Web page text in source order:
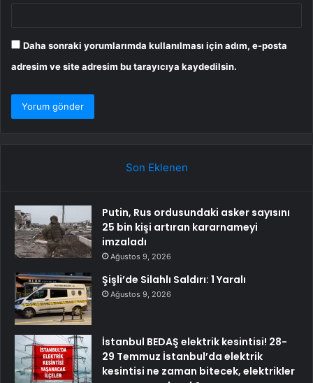
Daha sonraki yorumlarımda kullanılması için adım, e-posta
adresim ve site adresim bu tarayıcıya kaydedilsin.
Son Eklenen
Putin, Rus ordusundaki asker sayısını
25 bin kişi artıran kararnameyi
imzaladı
Ağustos 9, 2026
Şişli’de Silahlı Saldırı: 1 Yaralı
Ağustos 9, 2026
İstanbul BEDAŞ elektrik kesintisi! 28-
29 Temmuz İstanbul’da elektrik
kesintisi ne zaman bitecek, elektrikler